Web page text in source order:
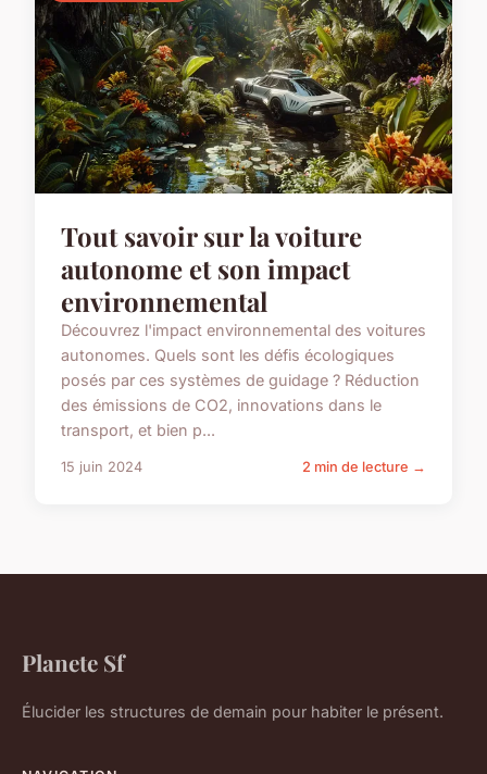
Tout savoir sur la voiture
autonome et son impact
environnemental
Découvrez l'impact environnemental des voitures
autonomes. Quels sont les défis écologiques
posés par ces systèmes de guidage ? Réduction
des émissions de CO2, innovations dans le
transport, et bien p...
15 juin 2024 2 min de lecture →
Planete Sf
Élucider les structures de demain pour habiter le présent.